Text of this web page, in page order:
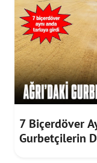
7 Biçerdöver
Gurbetçilerin